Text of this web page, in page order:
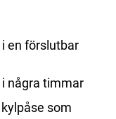
en förslutbar
några timmar
som